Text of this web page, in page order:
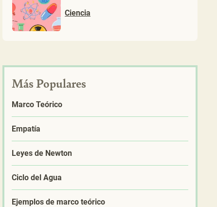
Ciencia
Más Populares
Marco Teórico
Empatía
Leyes de Newton
Ciclo del Agua
Ejemplos de marco teórico